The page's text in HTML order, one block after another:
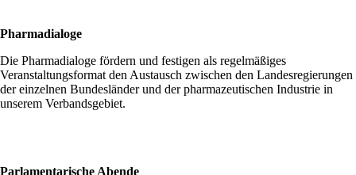
Pharmadialoge
Die Pharmadialoge fördern und festigen als regelmäßiges
Veranstaltungsformat den Austausch zwischen den Landesregierungen
der einzelnen Bundesländer und der pharmazeutischen Industrie in
unserem Verbandsgebiet.
Parlamentarische Abende